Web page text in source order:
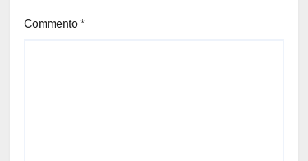
Commento *